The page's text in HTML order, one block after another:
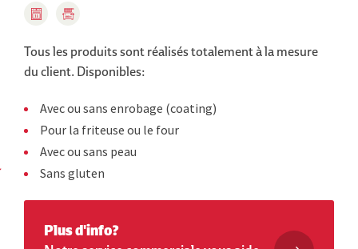
Tous les produits sont réalisés totalement à la mesure
du client. Disponibles:
Avec ou sans enrobage (coating)
Pour la friteuse ou le four
Avec ou sans peau
Sans gluten
Plus d'info?